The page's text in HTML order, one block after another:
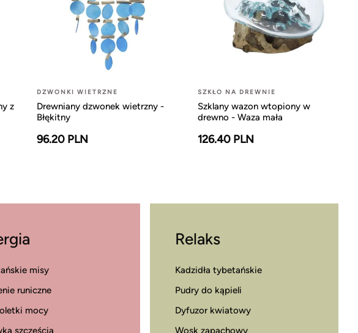
z
DZWONKI WIETRZNE
Drewniany dzwonek wietrzny -
Błękitny
96.20 PLN
SZKŁO NA DREWNIE
Szklany wazon wtopiony w
drewno - Waza mała
126.40 PLN
misy
runiczne
mocy
szczęścia
Relaks
Kadzidła tybetańskie
Pudry do kąpieli
Dyfuzor kwiatowy
Wosk zapachowy